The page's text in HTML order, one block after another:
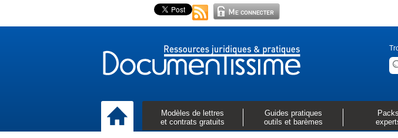
Modèles de lettres
et contrats gratuits
Guides pratiques
outils et barèmes
Packs